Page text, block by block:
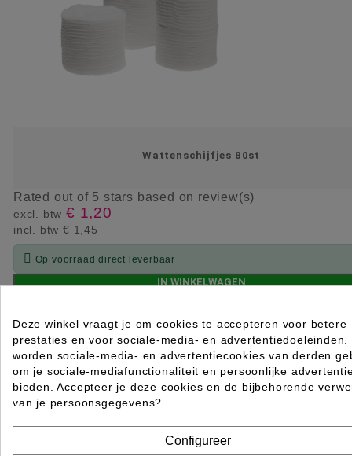
Wattenschijfjes 80st
Rated out of 5 stars based on review(s)
excl. btw € 1,20
incl. btw € 1,45
 Op voorraad direct leverbaar
IN WINKELWAGEN
Deze winkel vraagt je om cookies te accepteren voor betere
prestaties en voor sociale-media- en advertentiedoeleinden.
worden sociale-media- en advertentiecookies van derden
om je sociale-mediafunctionaliteit en persoonlijke
bieden. Accepteer je deze cookies en de bijbehorende
van je persoonsgegevens?
Configureer